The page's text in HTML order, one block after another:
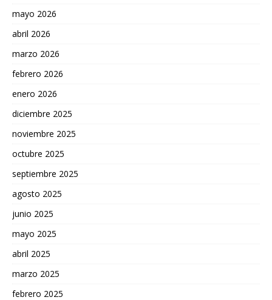
mayo 2026
abril 2026
marzo 2026
febrero 2026
enero 2026
diciembre 2025
noviembre 2025
octubre 2025
septiembre 2025
agosto 2025
junio 2025
mayo 2025
abril 2025
marzo 2025
febrero 2025